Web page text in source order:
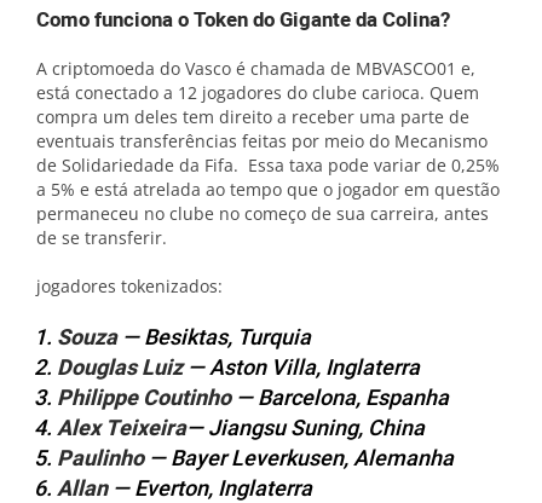
Como funciona o Token do Gigante da Colina?
A criptomoeda do Vasco é chamada de MBVASCO01 e,
está conectado a 12 jogadores do clube carioca. Quem
compra um deles tem direito a receber uma parte de
eventuais transferências feitas por meio do Mecanismo
de Solidariedade da Fifa. Essa taxa pode variar de 0,25%
a 5% e está atrelada ao tempo que o jogador em questão
permaneceu no clube no começo de sua carreira, antes
de se transferir.
jogadores tokenizados:
Souza— Besiktas, Turquia
Douglas Luiz— Aston Villa, Inglaterra
Philippe Coutinho— Barcelona, Espanha
Alex Teixeira— Jiangsu Suning, China
Paulinho— Bayer Leverkusen, Alemanha
Allan— Everton, Inglaterra